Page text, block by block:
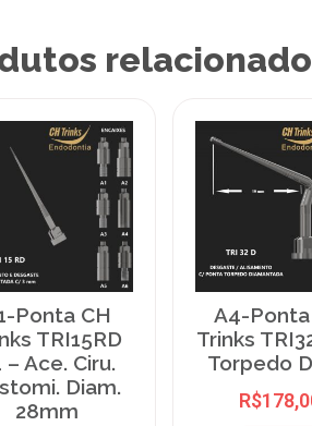
Ponta CH
TRI15RD
– Ace. Ciru.
Diam.
28mm
A4-Ponta
Trinks
Torpedo
R$